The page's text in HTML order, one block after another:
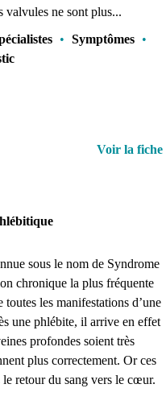
valvules ne sont plus...
• Symptômes •
Voir la fiche
sous le nom de Syndrome
chronique la plus fréquente
les manifestations d’une
une phlébite, il arrive en effet
profondes soient très
plus correctement. Or ces
retour du sang vers le cœur.